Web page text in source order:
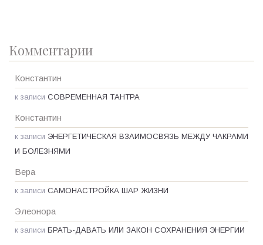
Комментарии
Константин
к записи СОВРЕМЕННАЯ ТАНТРА
Константин
к записи ЭНЕРГЕТИЧЕСКАЯ ВЗАИМОСВЯЗЬ МЕЖДУ ЧАКРАМИ
И БОЛЕЗНЯМИ
Вера
к записи САМОНАСТРОЙКА ШАР ЖИЗНИ
Элеонора
к записи БРАТЬ-ДАВАТЬ ИЛИ ЗАКОН СОХРАНЕНИЯ ЭНЕРГИИ